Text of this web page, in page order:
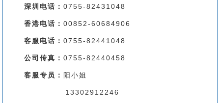
深圳电话： 0755-82431048
香港电话： 00852-60684906
客服电话： 0755-82441048
公司传真： 0755-82440458
客服专员： 阳小姐
13302912246